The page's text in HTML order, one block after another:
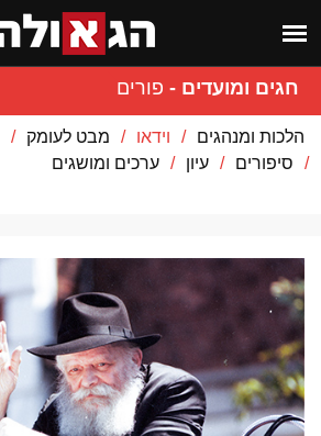
חגים ומועדים - פורים
הלכות ומנהגים וידאו מבט לעומק
סיפורים
עיון ערכים ומושגים